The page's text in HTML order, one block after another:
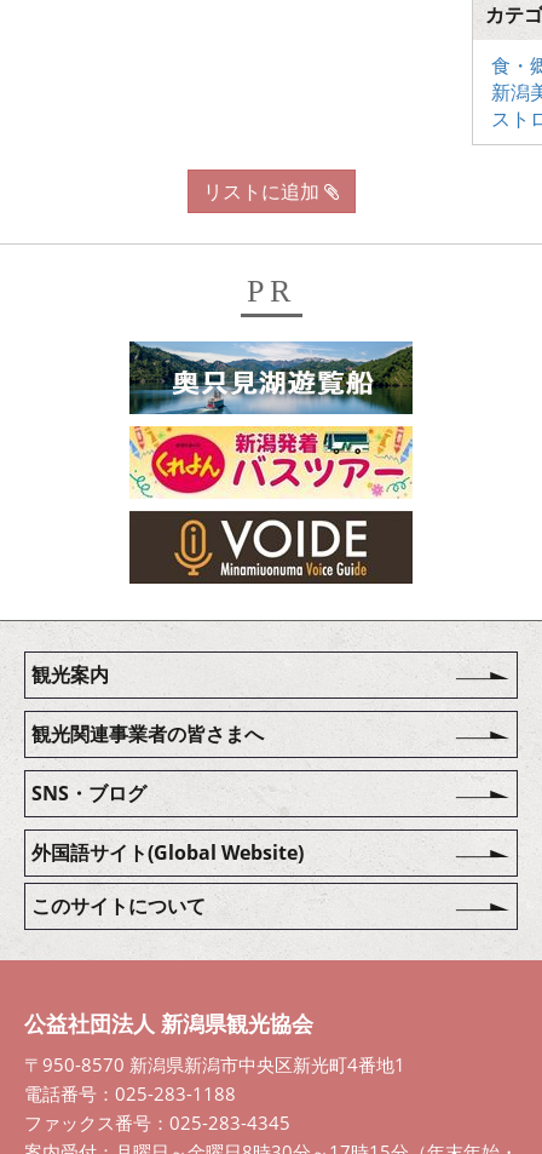
カテ
食・
新潟
スト
リストに追加
PR
観光案内
観光関連事業者の皆さまへ
SNS・ブログ
外国語サイト(Global Website)
このサイトについて
公益社団法人 新潟県観光協会
〒950-8570 新潟県新潟市中央区新光町4番地1
電話番号：025-283-1188
ファックス番号：025-283-4345